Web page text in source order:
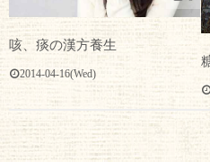
咳、痰の漢方養生
2014-04-16(Wed)